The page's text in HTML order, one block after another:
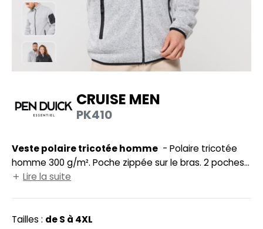
DE SERIE
VISIBILITE
MODULABLES
DE MAISON
YOUR BRAND
SI ON L'APPELAIT FRANCIS
CRUISE MEN
PK410
Veste polaire tricotée homme
homme 300 g/m². Poche zippée sur le bras. 2 poches
zippées.
Lire la suite
Tailles : de S à 4XL